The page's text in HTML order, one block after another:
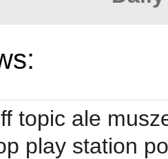
topic ale
play station